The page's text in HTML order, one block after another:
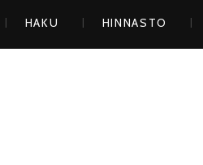
HAKU HINNASTO